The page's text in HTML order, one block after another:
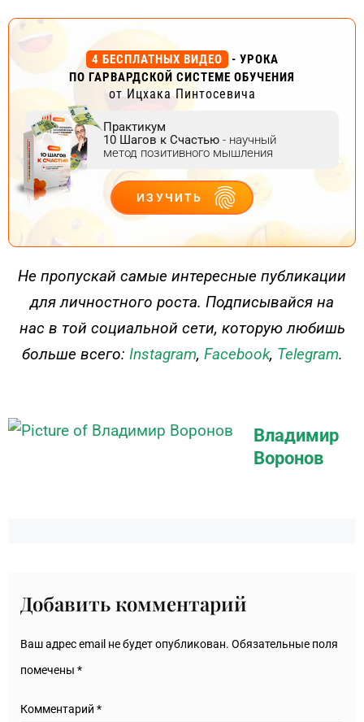
4 БЕСПЛАТНЫХ ВИДЕО
- УРОКА
ПО ГАРВАРДСКОЙ СИСТЕМЕ ОБУЧЕНИЯ
от Ицхака Пинтосевича
Практикум
10 Шагов к Счастью - научный
метод позитивного мышления
ИЗУЧИТЬ
ДЕЙСТВУЙ
Не пропускай самые интересные публикации
для личностного роста. Подписывайся на
нас в той социальной сети, которую любишь
больше всего: Instagram, Facebook, Telegram.
Владимир
Воронов
Добавить комментарий
Ваш адрес email не будет опубликован. Обязательные поля
помечены *
Комментарий *